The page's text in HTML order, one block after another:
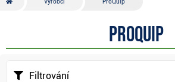
Výrobci ProQuip
ProQuip
Filtrování